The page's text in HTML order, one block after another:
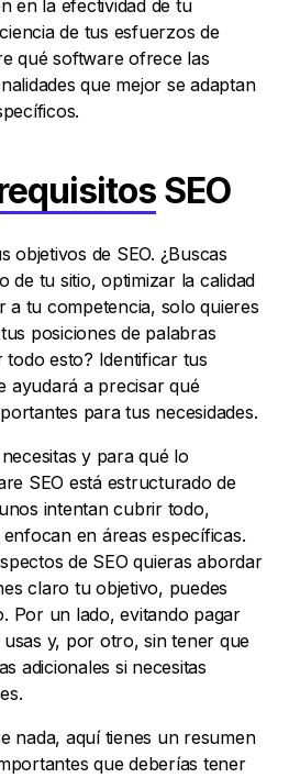
en la efectividad de tu
de tus esfuerzos de
qué software ofrece las
que mejor se adaptan
SEO
objetivos de SEO. ¿Buscas
de tu sitio, optimizar la calidad
a tu competencia, solo quieres
posiciones de palabras
esto? Identificar tus
ayudará a precisar qué
para tus necesidades.
y para qué lo
SEO está estructurado de
intentan cubrir todo,
en áreas específicas.
de SEO quieras abordar
claro tu objetivo, puedes
Por un lado, evitando pagar
y, por otro, sin tener que
adicionales si necesitas
nada, aquí tienes un resumen
que deberías tener